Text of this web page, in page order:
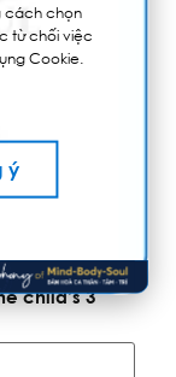
/ The
of toys *
3 most
child’s 3
cách chọn
từ chối việc
Cookie.
ý